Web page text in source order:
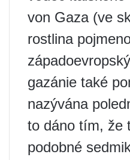
von Gaza (ve
rostlina
gazánie také
nazývána
to dáno tím, že
podobné